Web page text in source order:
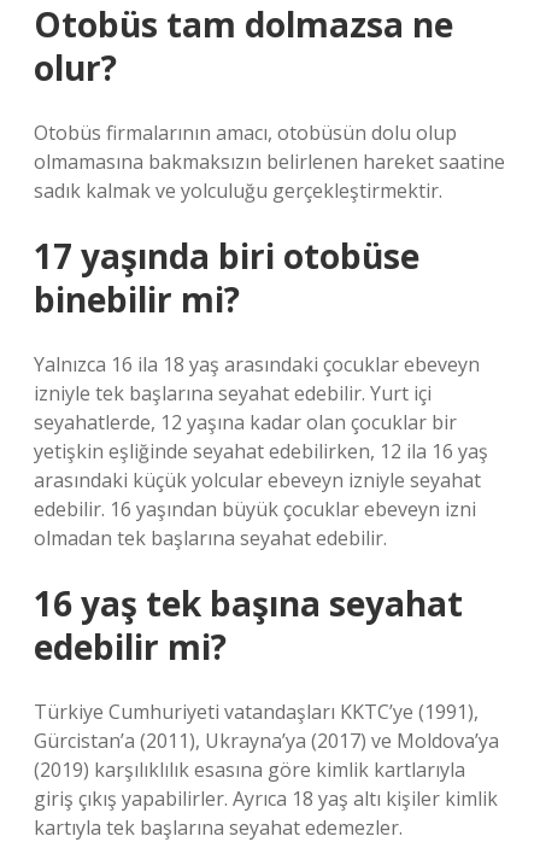
Otobüs tam dolmazsa ne
olur?
Otobüs firmalarının amacı, otobüsün dolu olup
olmamasına bakmaksızın belirlenen hareket saatine
sadık kalmak ve yolculuğu gerçekleştirmektir.
17 yaşında biri otobüse
binebilir mi?
Yalnızca 16 ila 18 yaş arasındaki çocuklar ebeveyn
izniyle tek başlarına seyahat edebilir. Yurt içi
seyahatlerde, 12 yaşına kadar olan çocuklar bir
yetişkin eşliğinde seyahat edebilirken, 12 ila 16 yaş
arasındaki küçük yolcular ebeveyn izniyle seyahat
edebilir. 16 yaşından büyük çocuklar ebeveyn izni
olmadan tek başlarına seyahat edebilir.
16 yaş tek başına seyahat
edebilir mi?
Türkiye Cumhuriyeti vatandaşları KKTC’ye (1991),
Gürcistan’a (2011), Ukrayna’ya (2017) ve Moldova’ya
(2019) karşılıklılık esasına göre kimlik kartlarıyla
giriş çıkış yapabilirler. Ayrıca 18 yaş altı kişiler kimlik
kartıyla tek başlarına seyahat edemezler.